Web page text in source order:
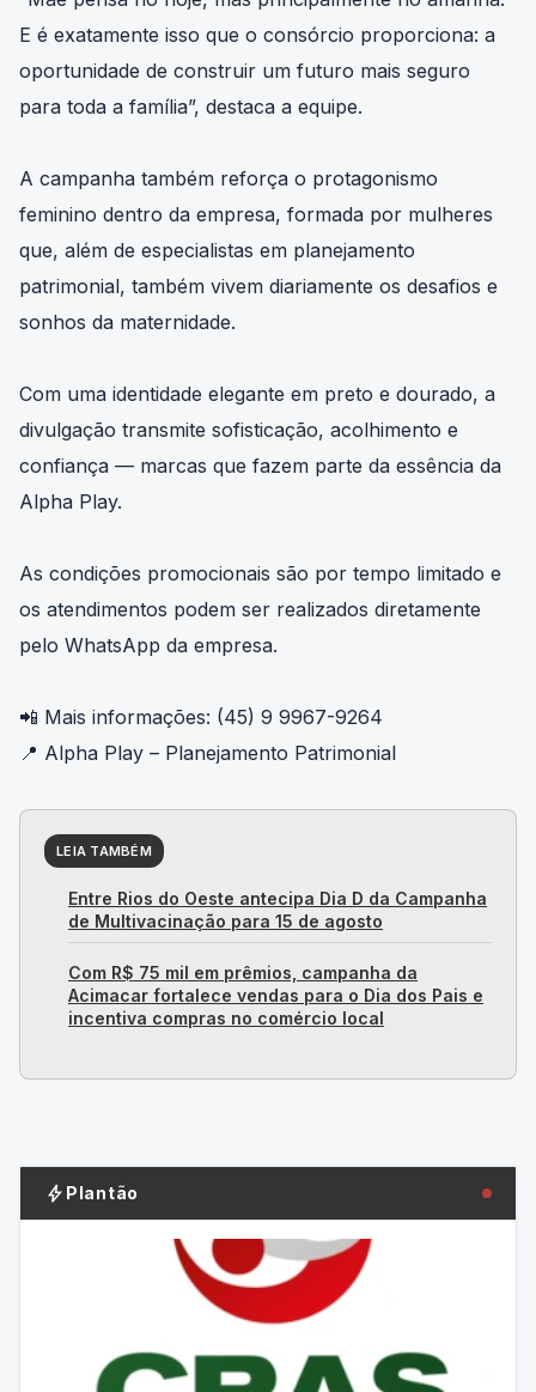
“Mãe pensa no hoje, mas principalmente no amanhã.
E é exatamente isso que o consórcio proporciona: a
oportunidade de construir um futuro mais seguro
para toda a família”, destaca a equipe.
A campanha também reforça o protagonismo
feminino dentro da empresa, formada por mulheres
que, além de especialistas em planejamento
patrimonial, também vivem diariamente os desafios e
sonhos da maternidade.
Com uma identidade elegante em preto e dourado, a
divulgação transmite sofisticação, acolhimento e
confiança — marcas que fazem parte da essência da
Alpha Play.
As condições promocionais são por tempo limitado e
os atendimentos podem ser realizados diretamente
pelo WhatsApp da empresa.
📲 Mais informações: (45) 9 9967-9264
📍 Alpha Play – Planejamento Patrimonial
LEIA TAMBÉM
Entre Rios do Oeste antecipa Dia D da Campanha
de Multivacinação para 15 de agosto
Com R$ 75 mil em prêmios, campanha da
Acimacar fortalece vendas para o Dia dos Pais e
incentiva compras no comércio local
bolt